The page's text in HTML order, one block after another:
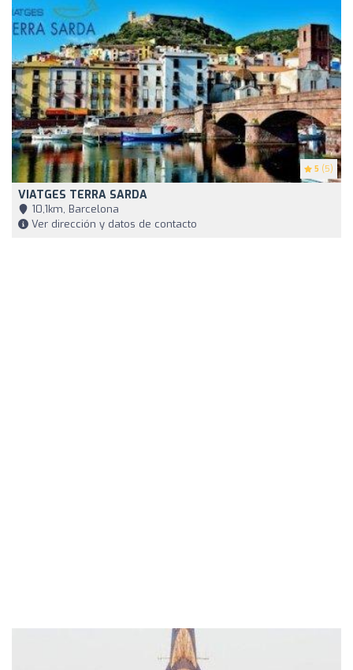
5 (5)
VIATGES TERRA SARDA
10,1km, Barcelona
Ver dirección y datos de contacto